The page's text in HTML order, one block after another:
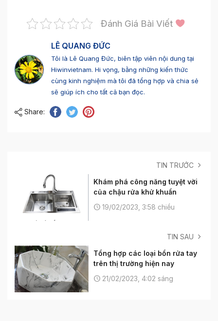
Đánh Giá Bài Viết
LÊ QUANG ĐỨC
Tôi là Lê Quang Đức, biên tập viên nội dung tại
Hiwinvietnam. Hi vọng, bằng những kiến thức
cùng kinh nghiệm mà tôi đã tổng hợp và chia sẻ
sẽ giúp ích cho tất cả bạn đọc.
Share:
TIN TRƯỚC
Khám phá công năng tuyệt vời
của chậu rửa khử khuẩn
19/02/2023, 3:58 chiều
TIN SAU
Tổng hợp các loại bồn rửa tay
trên thị trường hiện nay
21/02/2023, 4:02 sáng